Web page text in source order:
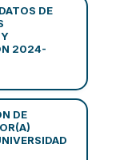
DE
2024-
DE